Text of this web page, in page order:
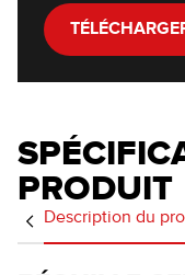
PRODUIT
Description du